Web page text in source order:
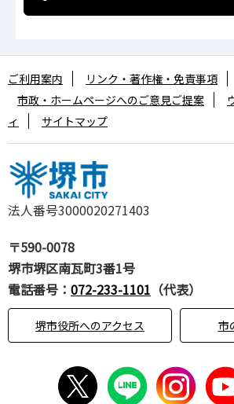
法人番号3000020271403
〒590-0078
堺市堺区南瓦町3番1号
電話番号： 072-233-1101 （代表）
堺市役所へのアクセス 市
ご利用案内 リンク・著作権・免責事項
市政・ホームページへのご意見ご提案
ィ
サイトマップ